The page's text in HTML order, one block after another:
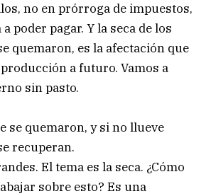
no en prórroga de impuestos,
poder pagar. Y la seca de los
quemaron, es la afectación que
a futuro. Vamos a
sin pasto.
se quemaron, y si no llueve
recuperan.
El tema es la seca. ¿Cómo
sobre esto? Es una